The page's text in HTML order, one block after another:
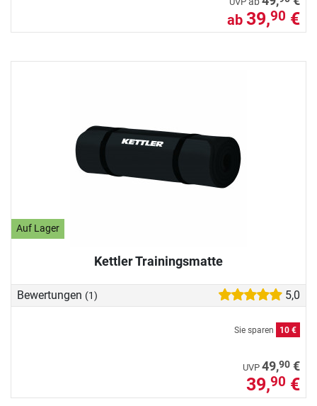
ab 39,90 €
Auf Lager
Kettler Trainingsmatte
Bewertungen (1) 5,0
Sie sparen 10 €
UVP 49,90 €
39,90 €